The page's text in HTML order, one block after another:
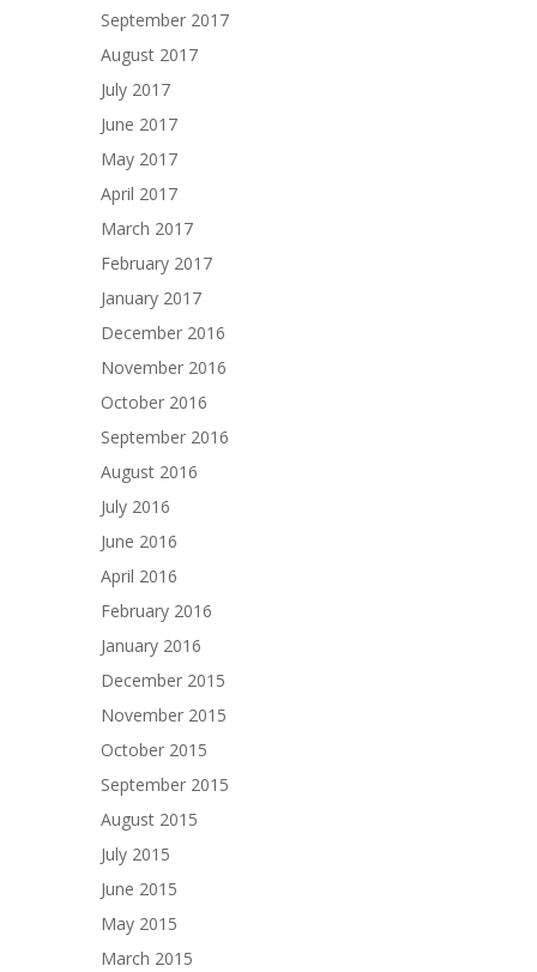
September 2017
August 2017
July 2017
June 2017
May 2017
April 2017
March 2017
February 2017
January 2017
December 2016
November 2016
October 2016
September 2016
August 2016
July 2016
June 2016
April 2016
February 2016
January 2016
December 2015
November 2015
October 2015
September 2015
August 2015
July 2015
June 2015
May 2015
March 2015